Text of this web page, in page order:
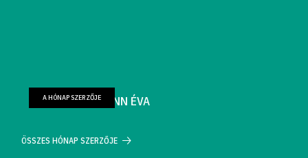
FARKAS WELLMANN ÉVA
A HÓNAP SZERZŐJE
ÖSSZES HÓNAP SZERZŐJE